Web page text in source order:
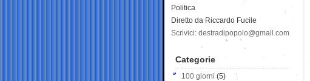
Politica
Diretto da Riccardo Fucile
Scrivici: destradipopolo@gmail.com
Categorie
100 giorni (5)